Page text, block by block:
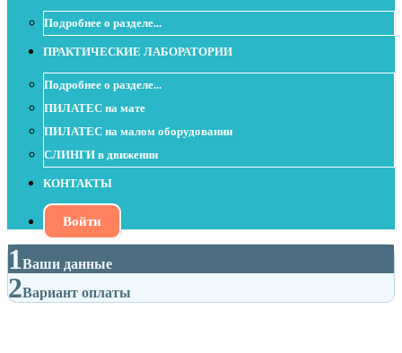
Подробнее о разделе...
ПРАКТИЧЕСКИЕ ЛАБОРАТОРИИ
Подробнее о разделе...
ПИЛАТЕС на мате
ПИЛАТЕС на малом оборудовании
СЛИНГИ в движении
КОНТАКТЫ
Войти
1Ваши данные
2Вариант оплаты